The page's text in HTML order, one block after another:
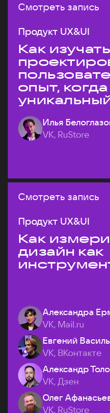
Смотреть запись
Продукт UX&UI
Как
опыт,
на рынке?
Илья
VK, RuStore
Смотреть запись
Продукт UX&UI
Как
дизайн как
Александра
VK, Mail.ru
Евгений
VK, ВКонтакте
Александр
VK, Дзен
Олег
VK, RuStore